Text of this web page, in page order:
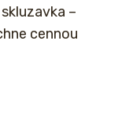
–
cennou